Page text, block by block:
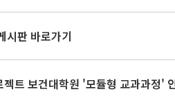
시판 바로가기
트 보건대학원 '모듈형 교과과정